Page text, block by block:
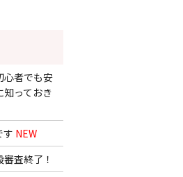
心者でも安
っておき
す NEW
査終了！